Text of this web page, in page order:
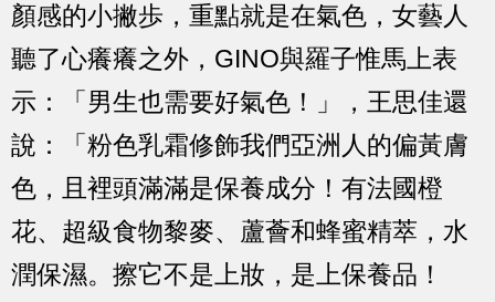
顏感的小撇歩，重點就是在氣色，女藝人
聽了心癢癢之外，GINO與羅子惟馬上表
示：「男生也需要好氣色！」，王思佳還
說：「粉色乳霜修飾我們亞洲人的偏黃膚
色，且裡頭滿滿是保養成分！有法國橙
花、超級食物黎麥、蘆薈和蜂蜜精萃，水
潤保濕。擦它不是上妝，是上保養品！